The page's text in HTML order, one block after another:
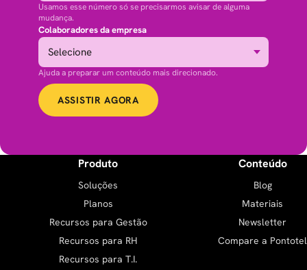
Usamos esse número só se precisarmos avisar de alguma
mudança.
Colaboradores da empresa
Ajuda a preparar um conteúdo mais direcionado.
ASSISTIR AGORA
Produto
Soluções
Planos
Recursos para Gestão
Recursos para RH
Recursos para T.I.
Conteúdo
Blog
Materiais
Newsletter
Compare a Pontotel